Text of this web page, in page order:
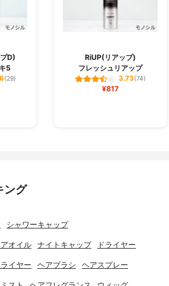
D)
5
(29)
RiUP(リアップ)
フレッシュリアップ
3.73(74)
¥817
ング
シャワーキャップ
オイル ナイトキャップ ドライヤー
イヤー ヘアブラシ ヘアスプレー